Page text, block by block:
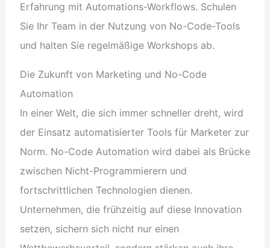
Erfahrung mit Automations-Workflows. Schulen
Sie Ihr Team in der Nutzung von No-Code-Tools
und halten Sie regelmäßige Workshops ab.
Die Zukunft von Marketing und No-Code
Automation
In einer Welt, die sich immer schneller dreht, wird
der Einsatz automatisierter Tools für Marketer zur
Norm. No-Code Automation wird dabei als Brücke
zwischen Nicht-Programmierern und
fortschrittlichen Technologien dienen.
Unternehmen, die frühzeitig auf diese Innovation
setzen, sichern sich nicht nur einen